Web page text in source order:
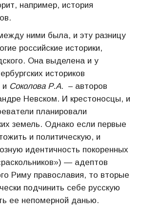
например, история
ними была, и эту разницу
российские историки,
Она выделена и у
историков
и Соколова Р.А. – авторов
Невском. И крестоносцы, и
планировали
земель. Однако если первые
и политическую, и
идентичность покоренных
— адептов
Риму православия, то вторые
подчинить себе русскую
ее непомерной данью.